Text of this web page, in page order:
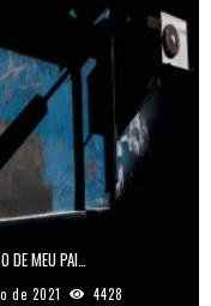
DE MEU PAI…
de 2021 4428